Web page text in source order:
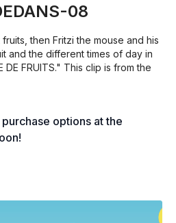
08
then Fritzi the mouse and his
and the different times of day in
DE FRUITS." This clip is from the
FRUITS
FRUITS
ET TOUTES LES SAVEURS
FRUITS
options at the